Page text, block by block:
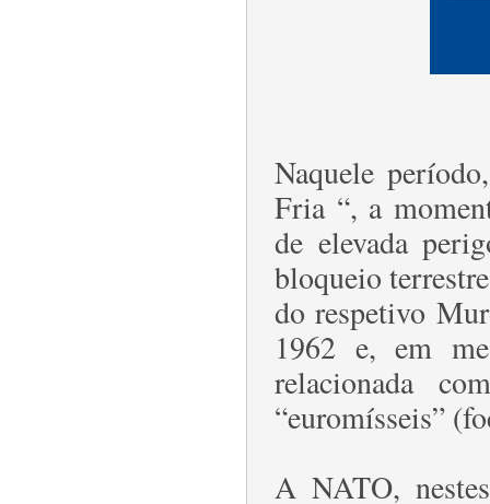
Naquele
Fria “, a
de elevada
bloqueio
do respetivo
1962 e, em
relacionada
“euromísseis”
A NATO,